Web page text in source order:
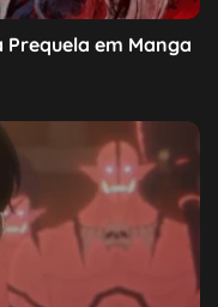
Prequela em Manga